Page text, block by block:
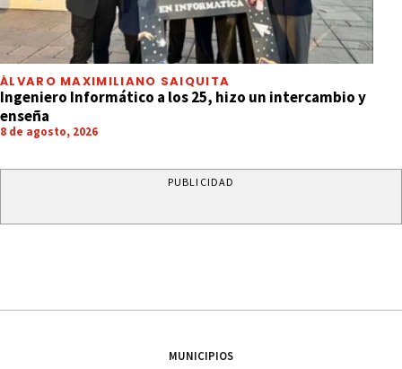
ÁLVARO MAXIMILIANO SAIQUITA
Ingeniero Informático a los 25, hizo un intercambio y
enseña
8 de agosto, 2026
PUBLICIDAD
MUNICIPIOS